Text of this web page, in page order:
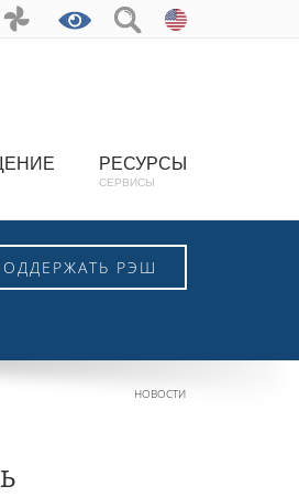
РЕСУРСЫ
СЕРВИСЫ
РЭШ
НОВОСТИ